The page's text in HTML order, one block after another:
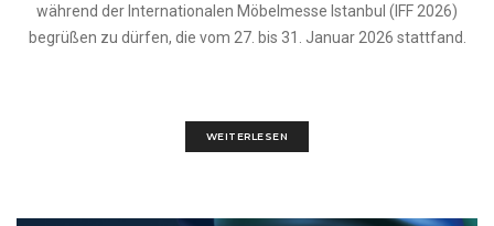
während der Internationalen Möbelmesse Istanbul (IFF 2026)
begrüßen zu dürfen, die vom 27. bis 31. Januar 2026 stattfand.
WEITERLESEN